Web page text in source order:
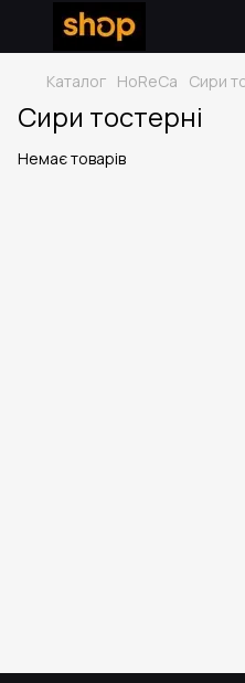
Каталог HoReCa Сири
Сири тостерні
Немає товарів